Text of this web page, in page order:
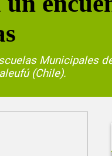
Municipales
(Chile).